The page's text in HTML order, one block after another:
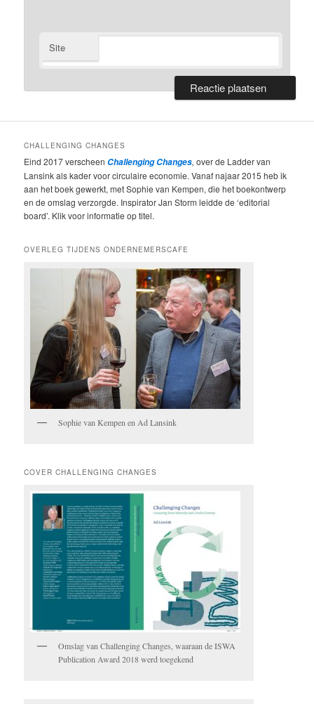
Site
CHALLENGING CHANGES
Eind 2017 verscheen Challenging Changes, over de Ladder van
Lansink als kader voor circulaire economie. Vanaf najaar 2015 heb ik
aan het boek gewerkt, met Sophie van Kempen, die het boekontwerp
en de omslag verzorgde. Inspirator Jan Storm leidde de ‘editorial
board’. Klik voor informatie op titel.
OVERLEG TIJDENS ONDERNEMERSCAFE
Sophie van Kempen en Ad Lansink
COVER CHALLENGING CHANGES
Omslag van Challenging Changes, waaraan de ISWA
Publication Award 2018 werd toegekend